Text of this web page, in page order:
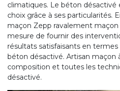
climatiques. Le béton
choix grâce à ses particularités.
maçon Zepp ravalement maçon
mesure de fournir des
résultats satisfaisants en
béton désactivé. Artisan maçon
composition et toutes les
désactivé.